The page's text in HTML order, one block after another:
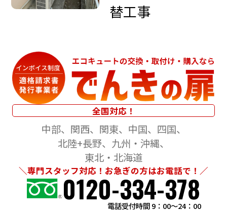
替工事
全国対応！
中部 関西 関東 中国
四国
北陸+長野
九州・沖縄
東北・北海道
＼専門スタッフ対応！お急ぎの方はお電話で！／
0120-334-378
電話受付時間 9：00～24：00